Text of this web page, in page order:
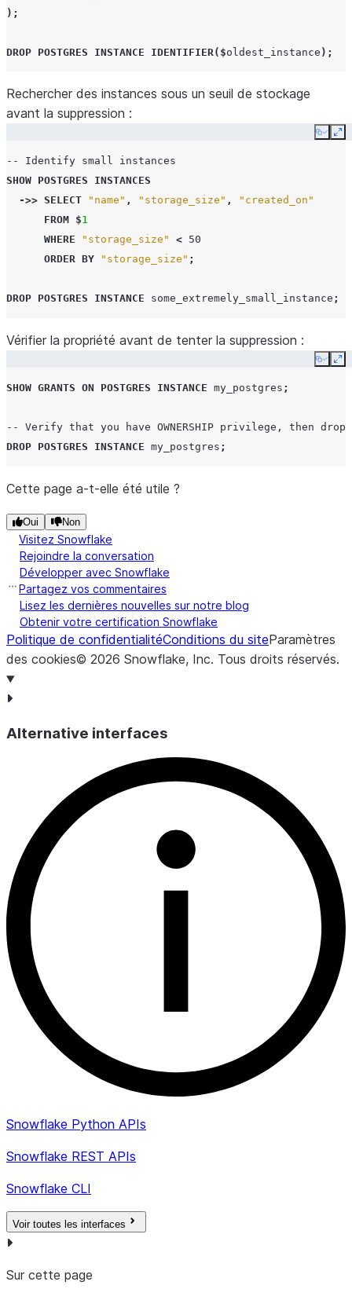
);
DROP POSTGRES INSTANCE IDENTIFIER($oldest_instance );
Rechercher des instances sous un seuil de stockage
avant la suppression :
Copy
-- Identify small instances
SHOW POSTGRES INSTANCES
->> SELECT "name" , "storage_size" ,
"created_on"
FROM $1
WHERE
"storage_size" < 50
ORDER BY "storage_size" ;
DROP POSTGRES INSTANCE some_extremely_small_instance ;
Vérifier la propriété avant de tenter la suppression :
Copy
SHOW GRANTS ON POSTGRES INSTANCE my_postgres ;
-- Verify that you have OWNERSHIP privilege, then drop
DROP POSTGRES INSTANCE my_postgres ;
Cette page a-t-elle été utile ?
Oui Non
Visitez Snowflake
Rejoindre la conversation
Développer avec Snowflake
Partagez vos commentaires
Lisez les dernières nouvelles sur notre blog
Obtenir votre certification Snowflake
Politique de confidentialitéConditions du siteParamètres
des cookies© 2026 Snowflake, Inc. Tous droits réservés.
Alternative interfaces
Snowflake Python APIs
Snowflake REST APIs
Snowflake CLI
Voir toutes les interfaces
Sur cette page